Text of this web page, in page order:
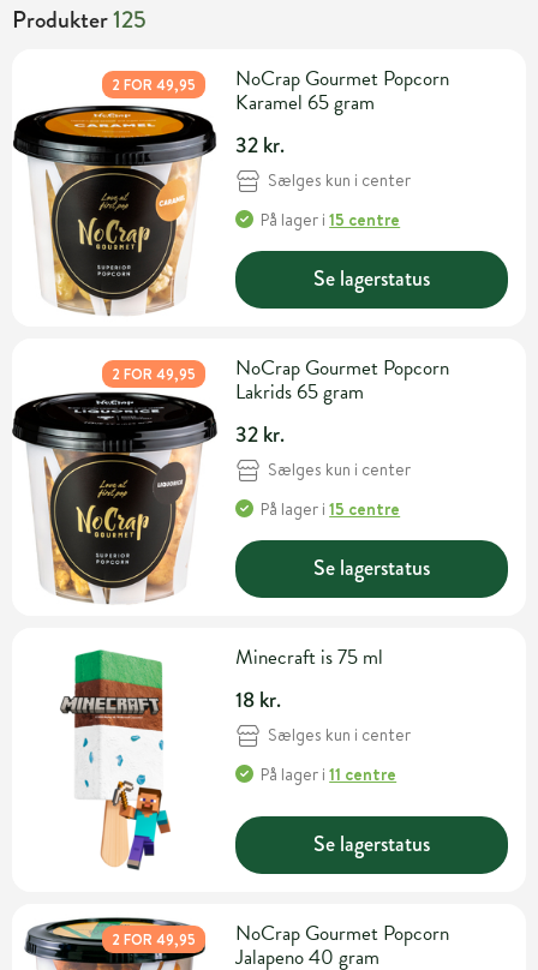
Produkter125
2 FOR 49,95
NoCrap Gourmet Popcorn
Karamel 65 gram
32 kr.
Sælges kun i center
På lager i15 centre
Se lagerstatus
2 FOR 49,95
NoCrap Gourmet Popcorn
Lakrids 65 gram
32 kr.
Sælges kun i center
På lager i15 centre
Se lagerstatus
Minecraft is 75 ml
18 kr.
Sælges kun i center
På lager i11 centre
Se lagerstatus
2 FOR 49,95
NoCrap Gourmet Popcorn
Jalapeno 40 gram